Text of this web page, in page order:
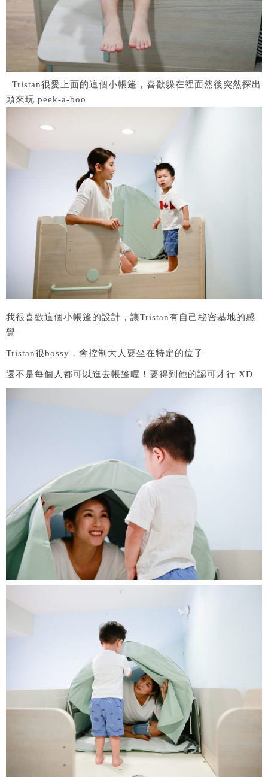
Tristan很愛上面的這個小帳篷，喜歡躲在裡面然後突然探出
頭來玩 peek-a-boo
我很喜歡這個小帳篷的設計，讓Tristan有自己秘密基地的感
覺
Tristan很bossy，會控制大人要坐在特定的位子
還不是每個人都可以進去帳篷喔！要得到他的認可才行 XD